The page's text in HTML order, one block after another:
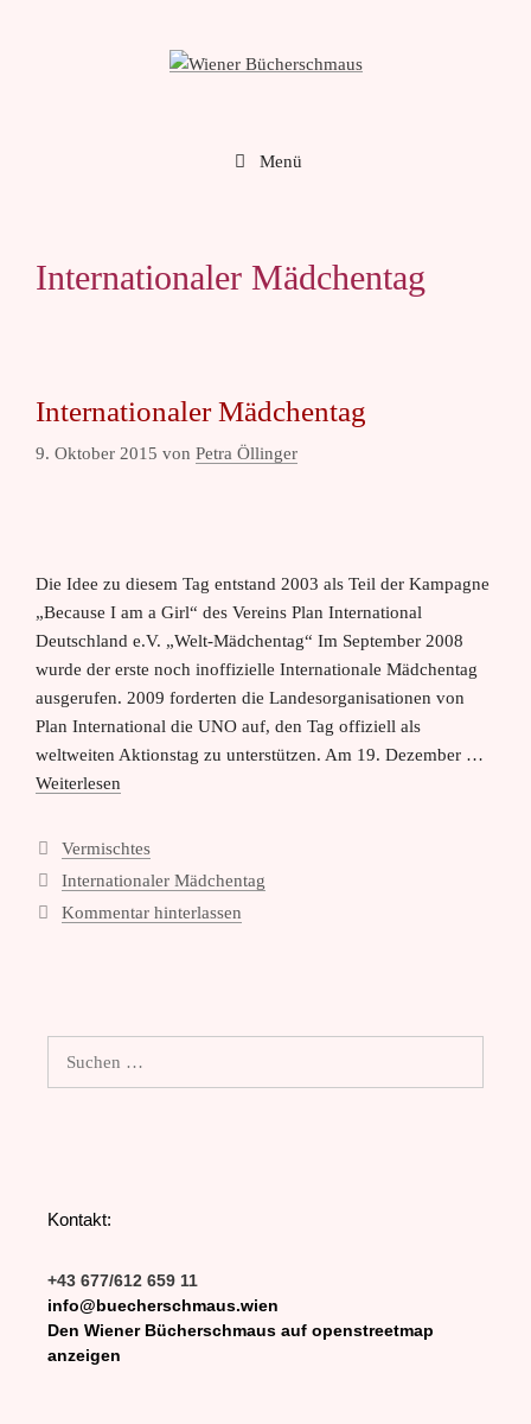
Menü
Internationaler Mädchentag
Internationaler Mädchentag
9. Oktober 2015 von Petra Öllinger
Die Idee zu diesem Tag entstand 2003 als Teil der Kampagne
„Because I am a Girl“ des Vereins Plan International
Deutschland e.V. „Welt-Mädchentag“ Im September 2008
wurde der erste noch inoffizielle Internationale Mädchentag
ausgerufen. 2009 forderten die Landesorganisationen von
Plan International die UNO auf, den Tag offiziell als
weltweiten Aktionstag zu unterstützen. Am 19. Dezember …
Weiterlesen
Kategorien
Vermischtes
Schlagwörter
Internationaler Mädchentag
Kommentar hinterlassen
nach:
Kontakt:
+43 677/612 659 11
info@buecherschmaus.wien
Den Wiener Bücherschmaus auf openstreetmap
anzeigen